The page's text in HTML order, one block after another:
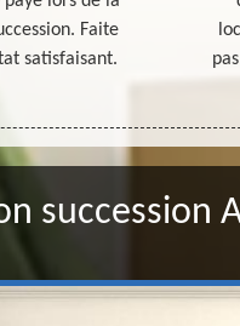
Faite
satisfaisant.
succession